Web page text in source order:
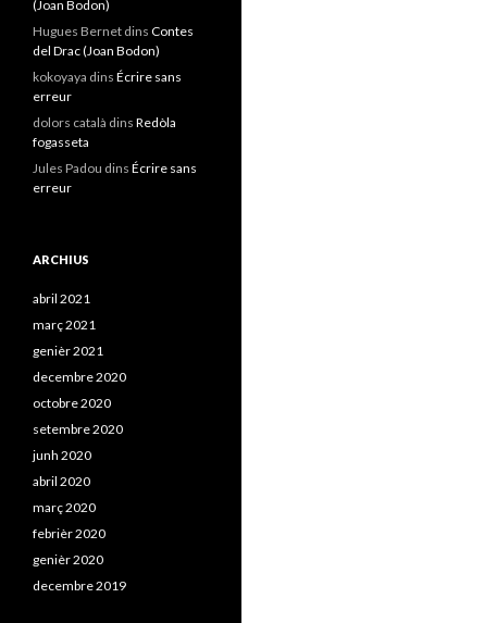
(Joan Bodon)
Hugues Bernet dins Contes
del Drac (Joan Bodon)
kokoyaya dins Écrire sans
erreur
dolors català dins Redòla
fogasseta
Jules Padou dins Écrire sans
erreur
ARCHIUS
abril 2021
març 2021
genièr 2021
decembre 2020
octobre 2020
setembre 2020
junh 2020
abril 2020
març 2020
febrièr 2020
genièr 2020
decembre 2019